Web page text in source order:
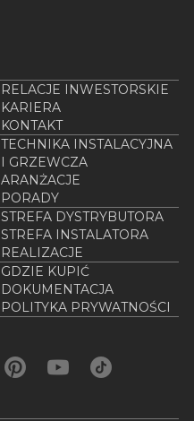
RELACJE INWESTORSKIE
KARIERA
KONTAKT
TECHNIKA INSTALACYJNA
I GRZEWCZA
ARANŻACJE
PORADY
STREFA DYSTRYBUTORA
STREFA INSTALATORA
REALIZACJE
GDZIE KUPIĆ
DOKUMENTACJA
POLITYKA PRYWATNOŚCI